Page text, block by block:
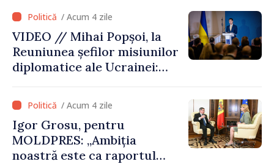
hidrologice din bazinul
râului Nistru și proiecte
comune în infrastructură și
energie
/ Acum 4 zile
VIDEO // Mihai Popșoi, la
Reuniunea șefilor misiunilor
diplomatice ale Ucrainei:
alegerea. Ne-am alăturat
Ucrainei”/ Acum 4 zile
Igor Grosu, pentru
MOLDPRES: „Ambiția
noastră este ca raportul